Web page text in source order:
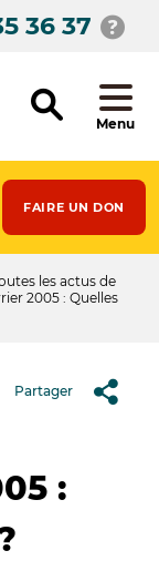
36 37
Menu
FAIRE UN DON
les actus de
2005 : Quelles
Partager
: